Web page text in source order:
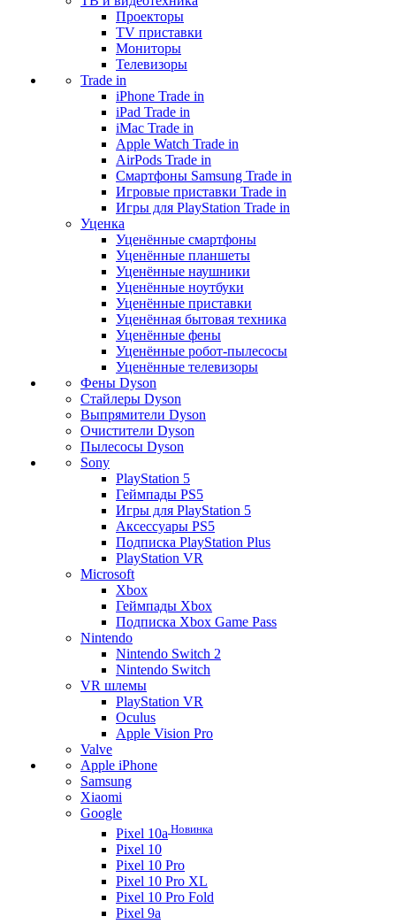
Проекторы
TV приставки
Мониторы
Телевизоры
Trade in
iPhone Trade in
iPad Trade in
iMac Trade in
Apple Watch Trade in
AirPods Trade in
Смартфоны Samsung Trade in
Игровые приставки Trade in
Игры для PlayStation Trade in
Уценка
Уценённые смартфоны
Уценённые планшеты
Уценённые наушники
Уценённые ноутбуки
Уценённые приставки
Уценённая бытовая техника
Уценённые фены
Уценённые робот-пылесосы
Уценённые телевизоры
Фены Dyson
Стайлеры Dyson
Выпрямители Dyson
Очистители Dyson
Пылесосы Dyson
Sony
PlayStation 5
Геймпады PS5
Игры для PlayStation 5
Аксессуары PS5
Подписка PlayStation Plus
PlayStation VR
Microsoft
Xbox
Геймпады Xbox
Подписка Xbox Game Pass
Nintendo
Nintendo Switch 2
Nintendo Switch
VR шлемы
PlayStation VR
Oculus
Apple Vision Pro
Valve
Apple iPhone
Samsung
Xiaomi
Google
Pixel 10a Новинка
Pixel 10
Pixel 10 Pro
Pixel 10 Pro XL
Pixel 10 Pro Fold
Pixel 9a